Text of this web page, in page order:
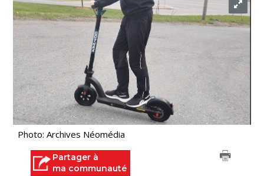
Photo: Archives Néomédia
Partager à
ma communauté